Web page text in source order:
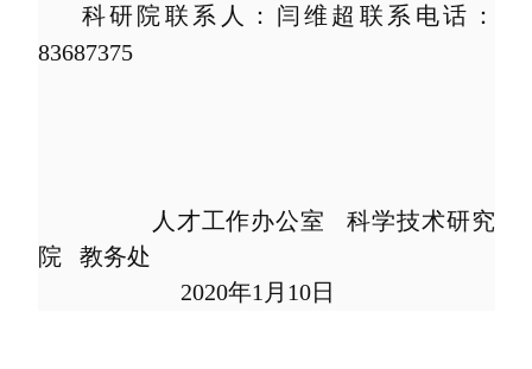
科研院联系人：闫维超联系电话：
83687375
人才工作办公室 科学技术研究
院 教务处
2020年1 月 10日